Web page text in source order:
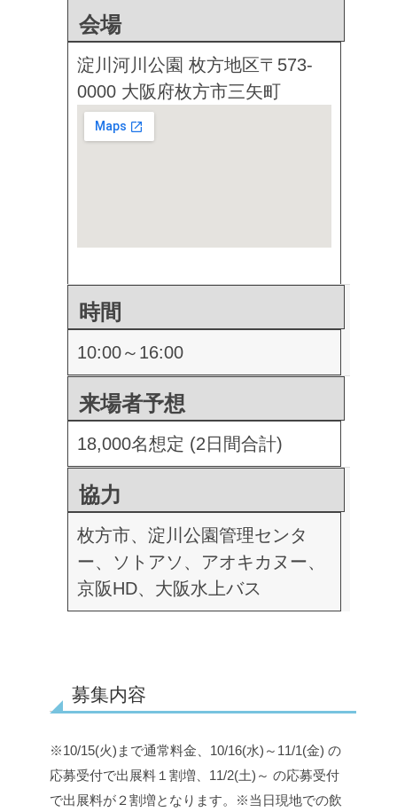
会場
淀川河川公園 枚方地区〒573-
0000 大阪府枚方市三矢町
時間
10:00～16:00
来場者予想
18,000名想定 (2日間合計)
協力
枚方市、淀川公園管理センタ
ー、ソトアソ、アオキカヌー、
京阪HD、大阪水上バス
募集内容
※10/15(火)まで通常料金、10/16(水)～11/1(金) の
応募受付で出展料１割増、11/2(土)～ の応募受付
で出展料が２割増となります。
※当日現地での飲